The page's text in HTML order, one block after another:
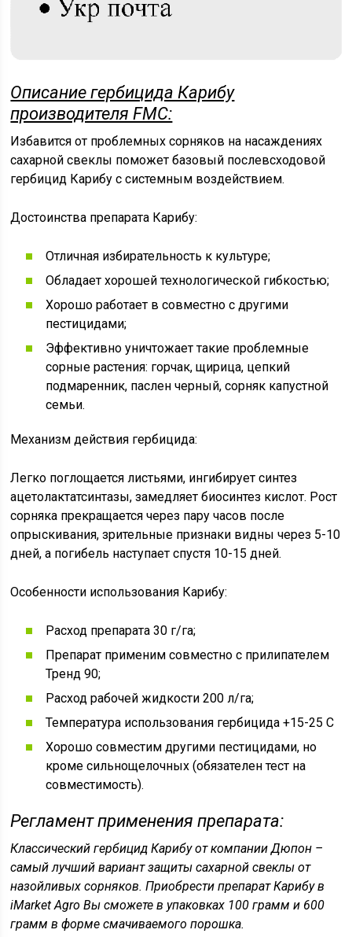
Описание гербицида Карибу
производителя FMC:
Избавится от проблемных сорняков на насаждениях
сахарной свеклы поможет базовый послевсходовой
гербицид Карибу с системным воздействием.
Достоинства препарата Карибу:
Отличная избирательность к культуре;
Обладает хорошей технологической гибкостью;
Хорошо работает в совместно с другими
пестицидами;
Эффективно уничтожает такие проблемные
сорные растения: горчак, щирица, цепкий
подмаренник, паслен черный, сорняк капустной
семьи.
Механизм действия гербицида:
Легко поглощается листьями, ингибирует синтез
ацетолактатсинтазы, замедляет биосинтез кислот. Рост
сорняка прекращается через пару часов после
опрыскивания, зрительные признаки видны через 5-10
дней, а погибель наступает спустя 10-15 дней.
Особенности использования Карибу:
Расход препарата 30 г/га;
Препарат применим совместно с прилипателем
Тренд 90;
Расход рабочей жидкости 200 л/га;
Температура использования гербицида +15-25 С
Хорошо совместим другими пестицидами, но
кроме сильнощелочных (обязателен тест на
совместимость).
Регламент применения препарата:
Классический гербицид Карибу от компании Дюпон –
самый лучший вариант защиты сахарной свеклы от
назойливых сорняков. Приобрести препарат Карибу в
iMarket Agro Вы сможете в упаковках 100 грамм и 600
грамм в форме смачиваемого порошка.